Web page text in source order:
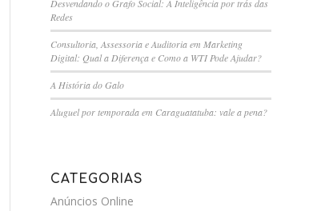
Desvendando o Grafo Social: A Inteligência por trás das
Redes
Consultoria, Assessoria e Auditoria em Marketing
Digital: Qual a Diferença e Como a WTI Pode Ajudar?
A História do Galo
Aluguel por temporada em Caraguatatuba: vale a pena?
CATEGORIAS
Anúncios Online